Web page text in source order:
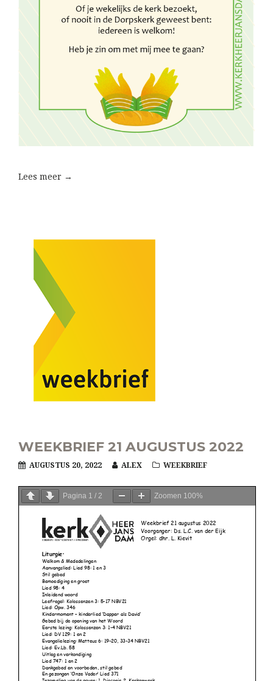
Lees meer →
WEEKBRIEF 21 AUGUSTUS 2022
AUGUSTUS 20, 2022 ALEX WEEKBRIEF
Pagina 1 / 2 Zoomen 100%